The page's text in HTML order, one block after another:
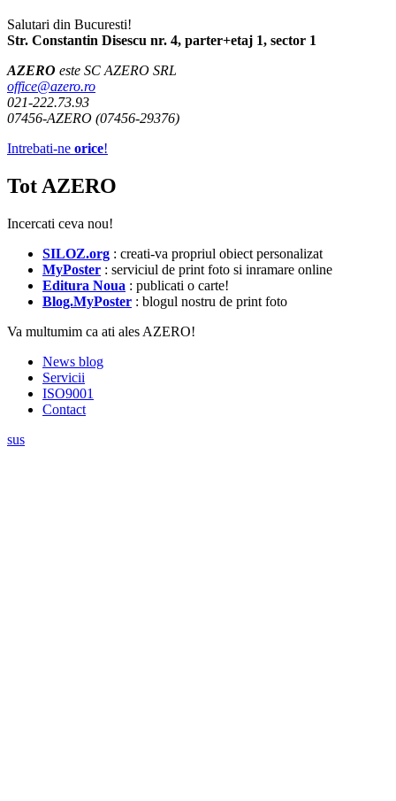
Salutari din Bucuresti!
Str. Constantin Disescu nr. 4, parter+etaj 1, sector 1
AZERO este SC AZERO SRL
office@azero.ro
021-222.73.93
07456-AZERO (07456-29376)
Intrebati-ne orice!
Tot AZERO
Incercati ceva nou!
SILOZ.org : creati-va propriul obiect personalizat
MyPoster : serviciul de print foto si inramare online
Editura Noua : publicati o carte!
Blog.MyPoster : blogul nostru de print foto
Va multumim ca ati ales AZERO!
News blog
Servicii
ISO9001
Contact
sus